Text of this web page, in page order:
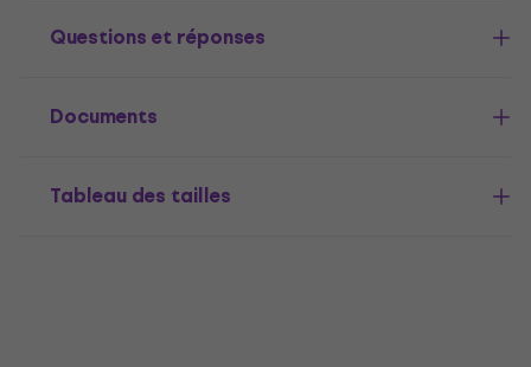
Questions et réponses
Documents
Tableau des tailles